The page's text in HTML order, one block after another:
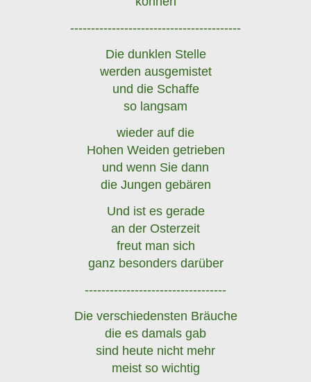
-----------------------------------------
Die dunklen Stelle
werden ausgemistet
und die Schaffe
so langsam
wieder auf die
Hohen Weiden getrieben
und wenn Sie dann
die Jungen gebären
Und ist es gerade
an der Osterzeit
freut man sich
ganz besonders darüber
----------------------------------
Die verschiedensten Bräuche
die es damals gab
sind heute nicht mehr
meist so wichtig